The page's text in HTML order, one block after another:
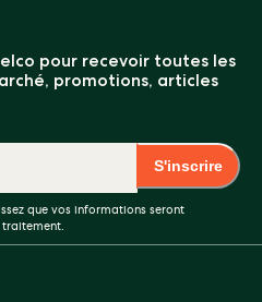
pour recevoir toutes les
promotions, articles
S'inscrire
que vos informations seront